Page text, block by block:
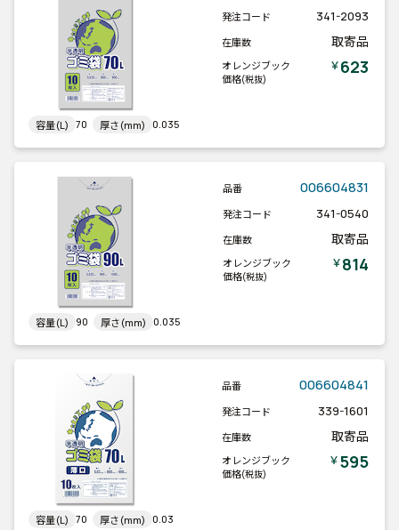
発注コード 341-2093
在庫数 取寄品
オレンジブック
価格(税抜)
￥623
容量(L) 70 厚さ(mm) 0.035
品番 006604831
発注コード 341-0540
在庫数 取寄品
オレンジブック
価格(税抜)
￥814
容量(L) 90 厚さ(mm) 0.035
品番 006604841
発注コード 339-1601
在庫数 取寄品
オレンジブック
価格(税抜)
￥595
容量(L) 70 厚さ(mm) 0.03